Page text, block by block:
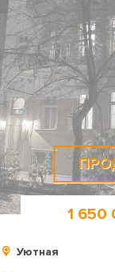
1 650
Уютная